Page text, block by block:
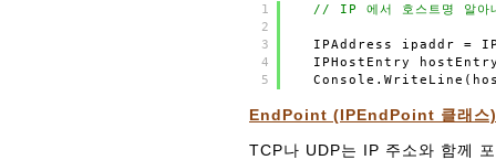
1
2
3
4
5
// IP 에서 호스트명 알아
IPAddress ipaddr =
IPHostEntry
EndPoint (IPEndPoint 클래스)
TCP나 UDP는 IP 주소와 함께